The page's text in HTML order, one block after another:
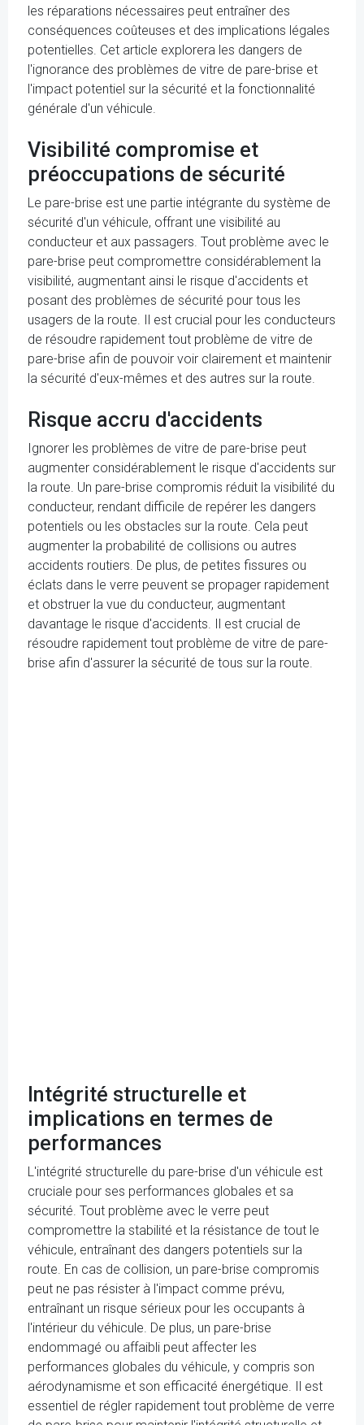
les réparations nécessaires peut entraîner des
conséquences coûteuses et des implications légales
potentielles. Cet article explorera les dangers de
l'ignorance des problèmes de vitre de pare-brise et
l'impact potentiel sur la sécurité et la fonctionnalité
générale d'un véhicule.
Visibilité compromise et
préoccupations de sécurité
Le pare-brise est une partie intégrante du système de
sécurité d'un véhicule, offrant une visibilité au
conducteur et aux passagers. Tout problème avec le
pare-brise peut compromettre considérablement la
visibilité, augmentant ainsi le risque d'accidents et
posant des problèmes de sécurité pour tous les
usagers de la route. Il est crucial pour les conducteurs
de résoudre rapidement tout problème de vitre de
pare-brise afin de pouvoir voir clairement et maintenir
la sécurité d'eux-mêmes et des autres sur la route.
Risque accru d'accidents
Ignorer les problèmes de vitre de pare-brise peut
augmenter considérablement le risque d'accidents sur
la route. Un pare-brise compromis réduit la visibilité du
conducteur, rendant difficile de repérer les dangers
potentiels ou les obstacles sur la route. Cela peut
augmenter la probabilité de collisions ou autres
accidents routiers. De plus, de petites fissures ou
éclats dans le verre peuvent se propager rapidement
et obstruer la vue du conducteur, augmentant
davantage le risque d'accidents. Il est crucial de
résoudre rapidement tout problème de vitre de pare-
brise afin d'assurer la sécurité de tous sur la route.
Intégrité structurelle et
implications en termes de
performances
L'intégrité structurelle du pare-brise d'un véhicule est
cruciale pour ses performances globales et sa
sécurité. Tout problème avec le verre peut
compromettre la stabilité et la résistance de tout le
véhicule, entraînant des dangers potentiels sur la
route. En cas de collision, un pare-brise compromis
peut ne pas résister à l'impact comme prévu,
entraînant un risque sérieux pour les occupants à
l'intérieur du véhicule. De plus, un pare-brise
endommagé ou affaibli peut affecter les
performances globales du véhicule, y compris son
aérodynamisme et son efficacité énergétique. Il est
essentiel de régler rapidement tout problème de verre